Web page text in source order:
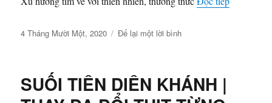
Đăng
4 Tháng Mười Một, 2020 Để lại một lời bìnhở
FARMSTAY
SUỐI TIÊN DIÊN KHÁNH |